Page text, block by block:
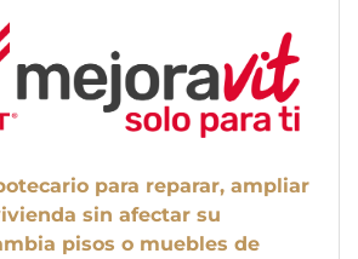
para reparar, ampliar
sin afectar su
pisos o muebles de